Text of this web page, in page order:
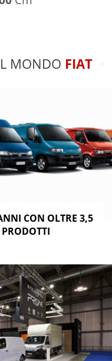
MONDO FIAT
CON OLTRE 3,5